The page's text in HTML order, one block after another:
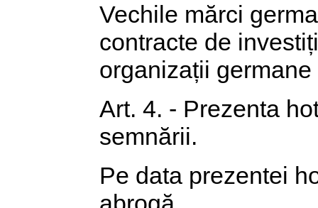
Vechile mărci
contracte de
organizații
Art. 4. - Prezenta
semnării.
Pe data prezentei